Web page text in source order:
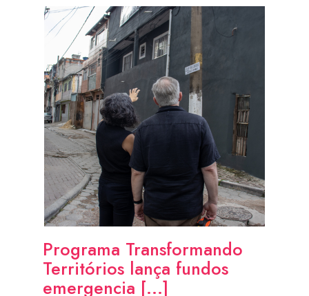
Programa Transformando
Territórios lança fundos
emergencia [...]